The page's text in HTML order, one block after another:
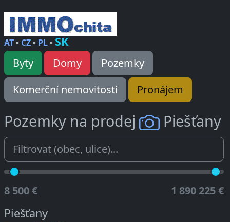
AT• CZ• PL• SK
Byty Domy
Pozemky
Komerční nemovitosti
Pronájem
Pozemky na prodej Piešťany
8 500 € 1 890 225 €
Piešťany